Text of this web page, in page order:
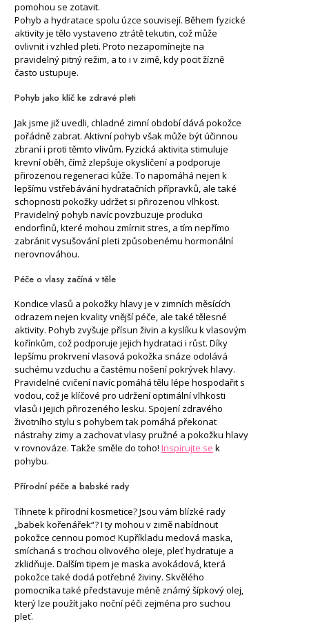
pomohou se zotavit.
Pohyb a hydratace spolu úzce souvisejí. Během fyzické
aktivity je tělo vystaveno ztrátě tekutin, což může
ovlivnit i vzhled pleti. Proto nezapomínejte na
pravidelný pitný režim, a to i v zimě, kdy pocit žízně
často ustupuje.
Pohyb jako klíč ke zdravé pleti
Jak jsme již uvedli, chladné zimní období dává pokožce
pořádně zabrat. Aktivní pohyb však může být účinnou
zbraní i proti těmto vlivům. Fyzická aktivita stimuluje
krevní oběh, čímž zlepšuje okysličení a podporuje
přirozenou regeneraci kůže. To napomáhá nejen k
lepšímu vstřebávání hydratačních přípravků, ale také
schopnosti pokožky udržet si přirozenou vlhkost.
Pravidelný pohyb navíc povzbuzuje produkci
endorfinů, které mohou zmírnit stres, a tím nepřímo
zabránit vysušování pleti způsobenému hormonální
nerovnováhou.
Péče o vlasy začíná v těle
Kondice vlasů a pokožky hlavy je v zimních měsících
odrazem nejen kvality vnější péče, ale také tělesné
aktivity. Pohyb zvyšuje přísun živin a kyslíku k vlasovým
kořínkům, což podporuje jejich hydrataci i růst. Díky
lepšímu prokrvení vlasová pokožka snáze odolává
suchému vzduchu a častému nošení pokrývek hlavy.
Pravidelné cvičení navíc pomáhá tělu lépe hospodařit s
vodou, což je klíčové pro udržení optimální vlhkosti
vlasů i jejich přirozeného lesku. Spojení zdravého
životního stylu s pohybem tak pomáhá překonat
nástrahy zimy a zachovat vlasy pružné a pokožku hlavy
v rovnováze. Takže směle do toho! Inspirujte se k
pohybu.
Přírodní péče a babské rady
Tíhnete k přírodní kosmetice? Jsou vám blízké rady
„babek kořenářek“? I ty mohou v zimě nabídnout
pokožce cennou pomoc! Kupříkladu medová maska,
smíchaná s trochou olivového oleje, pleť hydratuje a
zklidňuje. Dalším tipem je maska avokádová, která
pokožce také dodá potřebné živiny. Skvělého
pomocníka také představuje méně známý šípkový olej,
který lze použít jako noční péči zejména pro suchou
pleť.